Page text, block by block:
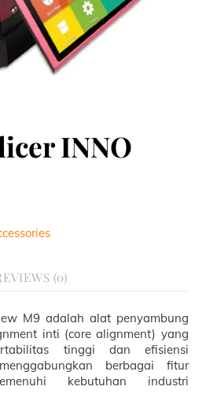
INNO
(0)
M9 adalah alat penyambung
inti (core alignment) yang
tinggi dan efisiensi
berbagai fitur
kebutuhan industri